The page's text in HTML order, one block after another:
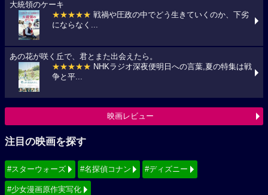
大統領のケーキ
★★★★★ 戦禍や圧政の中でどう生きていくのか、下劣
にならなく...
あの花が咲く丘で、君とまた出会えたら。
★★★★★ NHKラジオ深夜便明日への言葉,夏の特集は戦
争と平...
映画レビュー
注目の映画を探す
#スターウォーズ #名探偵コナン #ディズニー
#少女漫画原作実写化